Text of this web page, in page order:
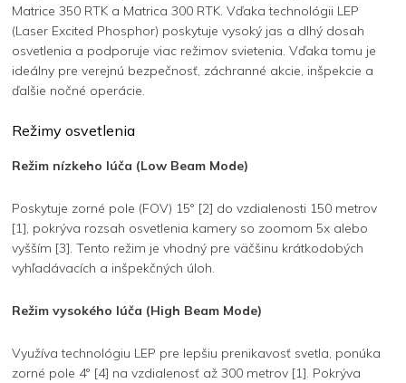
Matrice 350 RTK a Matrica 300 RTK. Vďaka technológii LEP
(Laser Excited Phosphor) poskytuje vysoký jas a dlhý dosah
osvetlenia a podporuje viac režimov svietenia. Vďaka tomu je
ideálny pre verejnú bezpečnosť, záchranné akcie, inšpekcie a
ďalšie nočné operácie.
Režimy osvetlenia
Režim nízkeho lúča (Low Beam Mode)
Poskytuje zorné pole (FOV) 15° [2] do vzdialenosti 150 metrov
[1], pokrýva rozsah osvetlenia kamery so zoomom 5x alebo
vyšším [3]. Tento režim je vhodný pre väčšinu krátkodobých
vyhľadávacích a inšpekčných úloh.
Režim vysokého lúča (High Beam Mode)
Využíva technológiu LEP pre lepšiu prenikavosť svetla, ponúka
zorné pole 4° [4] na vzdialenosť až 300 metrov [1]. Pokrýva